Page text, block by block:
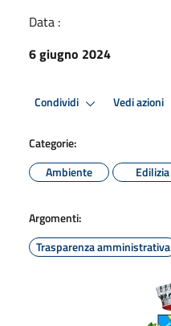
Data :
6 giugno 2024
Condividi Vedi azioni
Categorie:
Ambiente
Edilizia
Argomenti:
Trasparenza amministrativa